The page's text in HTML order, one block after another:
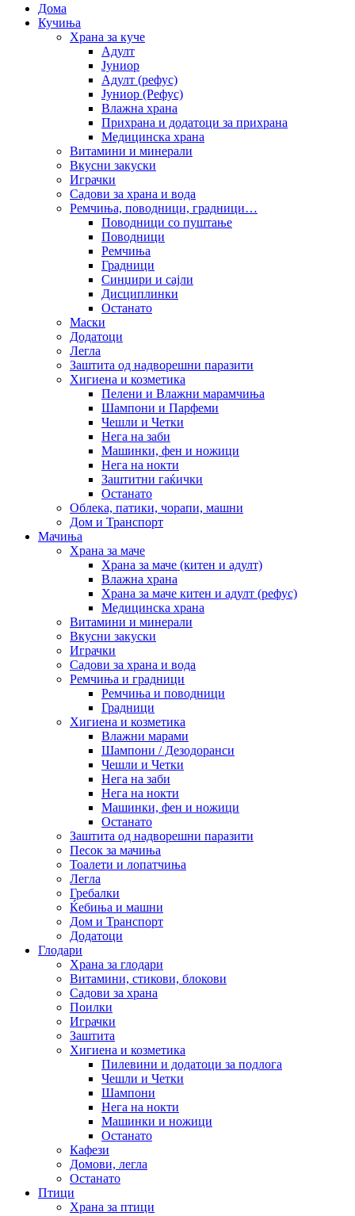
Дома
Кучиња
Храна за куче
Адулт
Јуниор
Адулт (рефус)
Јуниор (Рефус)
Влажна храна
Прихрана и додатоци за прихрана
Медицинска храна
Витамини и минерали
Вкусни закуски
Играчки
Садови за храна и вода
Ремчиња, поводници, градници…
Поводници со пуштање
Поводници
Ремчиња
Градници
Синџири и сајли
Дисциплинки
Останато
Маски
Додатоци
Легла
Заштита од надворешни паразити
Хигиена и козметика
Пелени и Влажни марамчиња
Шампони и Парфеми
Чешли и Четки
Нега на заби
Машинки, фен и ножици
Нега на нокти
Заштитни гаќички
Останато
Облека, патики, чорапи, машни
Дом и Транспорт
Мачиња
Храна за маче
Храна за маче (китен и адулт)
Влажна храна
Храна за маче китен и адулт (рефус)
Медицинска храна
Витамини и минерали
Вкусни закуски
Играчки
Садови за храна и вода
Ремчиња и градници
Ремчиња и поводници
Градници
Хигиена и козметика
Влажни марами
Шампони / Дезодоранси
Чешли и Четки
Нега на заби
Нега на нокти
Машинки, фен и ножици
Останато
Заштита од надворешни паразити
Песок за мачиња
Тоалети и лопатчиња
Легла
Гребалки
Ќебиња и машни
Дом и Транспорт
Додатоци
Глодари
Храна за глодари
Витамини, стикови, блокови
Садови за храна
Поилки
Играчки
Заштита
Хигиена и козметика
Пилевини и додатоци за подлога
Чешли и Четки
Шампони
Нега на нокти
Машинки и ножици
Останато
Кафези
Домови, легла
Останато
Птици
Храна за птици